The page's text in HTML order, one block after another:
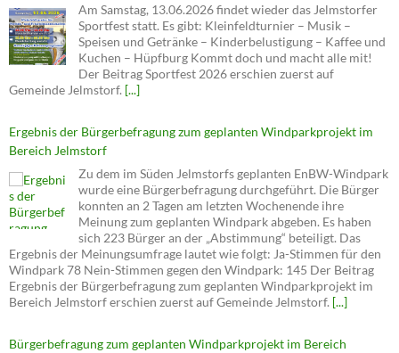
Am Samstag, 13.06.2026 findet wieder das Jelmstorfer
Sportfest statt. Es gibt: Kleinfeldturnier – Musik –
Speisen und Getränke – Kinderbelustigung – Kaffee und
Kuchen – Hüpfburg Kommt doch und macht alle mit!
Der Beitrag Sportfest 2026 erschien zuerst auf
Gemeinde Jelmstorf. [...]
Ergebnis der Bürgerbefragung zum geplanten Windparkprojekt im
Bereich Jelmstorf
Zu dem im Süden Jelmstorfs geplanten EnBW-Windpark
wurde eine Bürgerbefragung durchgeführt. Die Bürger
konnten an 2 Tagen am letzten Wochenende ihre
Meinung zum geplanten Windpark abgeben. Es haben
sich 223 Bürger an der „Abstimmung“ beteiligt. Das
Ergebnis der Meinungsumfrage lautet wie folgt: Ja-Stimmen für den
Windpark 78 Nein-Stimmen gegen den Windpark: 145 Der Beitrag
Ergebnis der Bürgerbefragung zum geplanten Windparkprojekt im
Bereich Jelmstorf erschien zuerst auf Gemeinde Jelmstorf. [...]
Bürgerbefragung zum geplanten Windparkprojekt im Bereich